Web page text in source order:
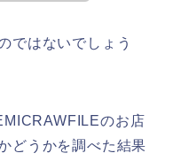
ではないでしょう
のお店
どうかを調べた結果